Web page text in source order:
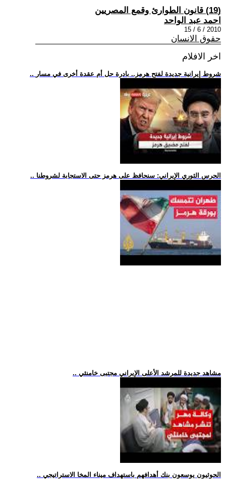
(19) قانون الطوارئ وقمع المصريين
احمد عبد الواحد
2010 / 6 / 15
حقوق الانسان
اخر الافلام
.. شروط إيرانية جديدة لفتح هرمز.. بادرة حل أم عقدة أخرى في مسار
.. الحرس الثوري الإيراني: سنحافظ على هرمز حتى الاستجابة لشروطنا
.. مشاهد جديدة للمرشد الأعلى الإيراني مجتبى خامنئي
.. الحوثيون يوسعون بنك أهدافهم باستهداف ميناء المخا الاستراتيجي